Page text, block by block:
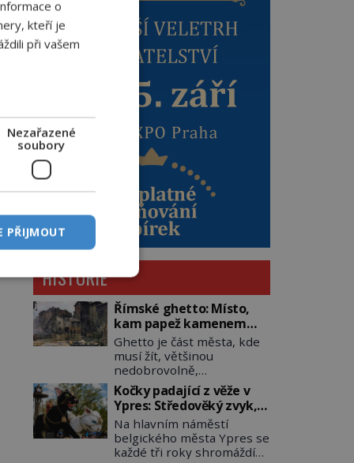
HISTORIE
Římské ghetto: Místo,
kam papež kamenem
dohodil
Ghetto je část města, kde
musí žít, většinou
nedobrovolně,
náboženská, rasová nebo
národnostní menšina
obyvatel. Bohaté
historické zkušenosti mají
s takovým životem Židé. Už
od středověku jsou totiž v
Kočky padající z věže v
Ypres: Středověký zvyk,
který dodnes budí
rozpaky
Na hlavním náměstí
belgického města Ypres se
každé tři roky shromáždí
o
kteří je
při vašem
Nezařazené
soubory
PŘIJMOUT